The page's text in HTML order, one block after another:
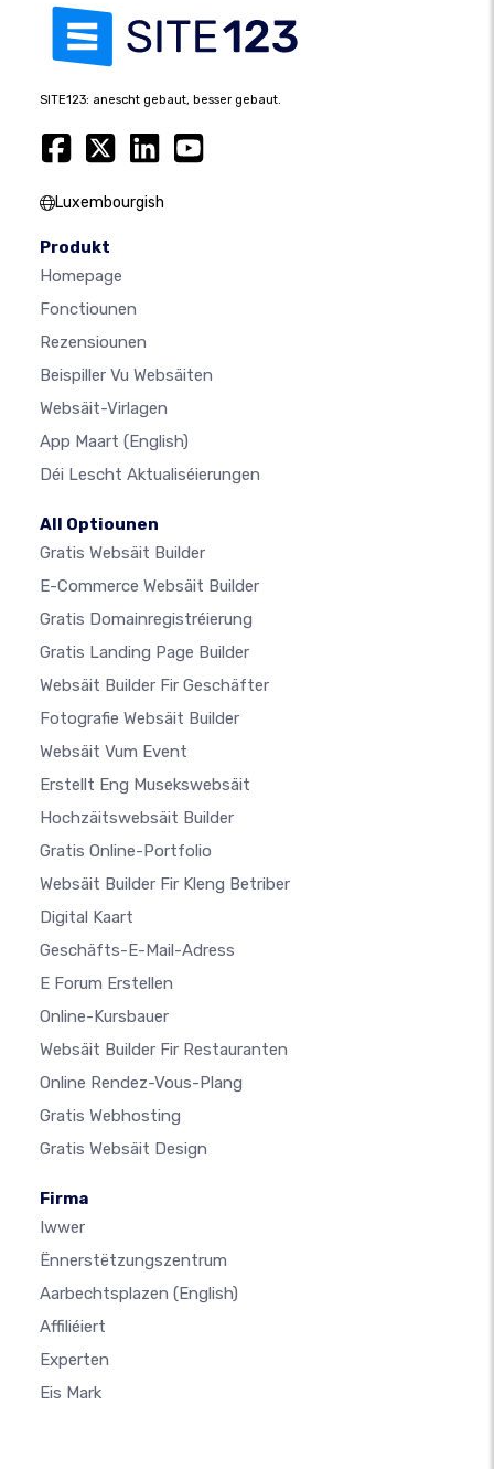
SITE123: anescht gebaut, besser gebaut.
Luxembourgish
Produkt
Homepage
Fonctiounen
Rezensiounen
Beispiller Vu Websäiten
Websäit-Virlagen
App Maart (English)
Déi Lescht Aktualiséierungen
All Optiounen
Gratis Websäit Builder
E-Commerce Websäit Builder
Gratis Domainregistréierung
Gratis Landing Page Builder
Websäit Builder Fir Geschäfter
Fotografie Websäit Builder
Websäit Vum Event
Erstellt Eng Musekswebsäit
Hochzäitswebsäit Builder
Gratis Online-Portfolio
Websäit Builder Fir Kleng Betriber
Digital Kaart
Geschäfts-E-Mail-Adress
E Forum Erstellen
Online-Kursbauer
Websäit Builder Fir Restauranten
Online Rendez-Vous-Plang
Gratis Webhosting
Gratis Websäit Design
Firma
Iwwer
Ënnerstëtzungszentrum
Aarbechtsplazen (English)
Affiliéiert
Experten
Eis Mark